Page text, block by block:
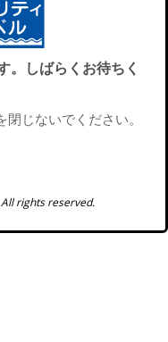
。しばらくお待ちく
じないでください。
rights reserved.